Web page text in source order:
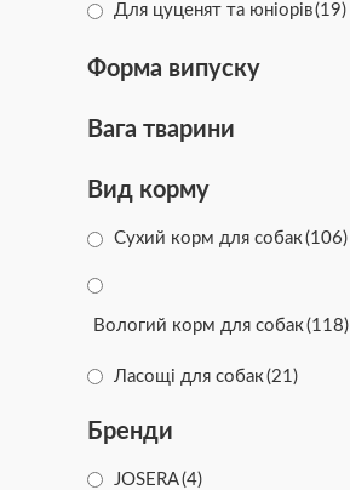
Для цуценят та юніорів(19)
Форма випуску
Вага тварини
Вид корму
Сухий корм для собак(106)
Вологий корм для собак(118)
Ласощі для собак (21)
Бренди
JOSERA(4)